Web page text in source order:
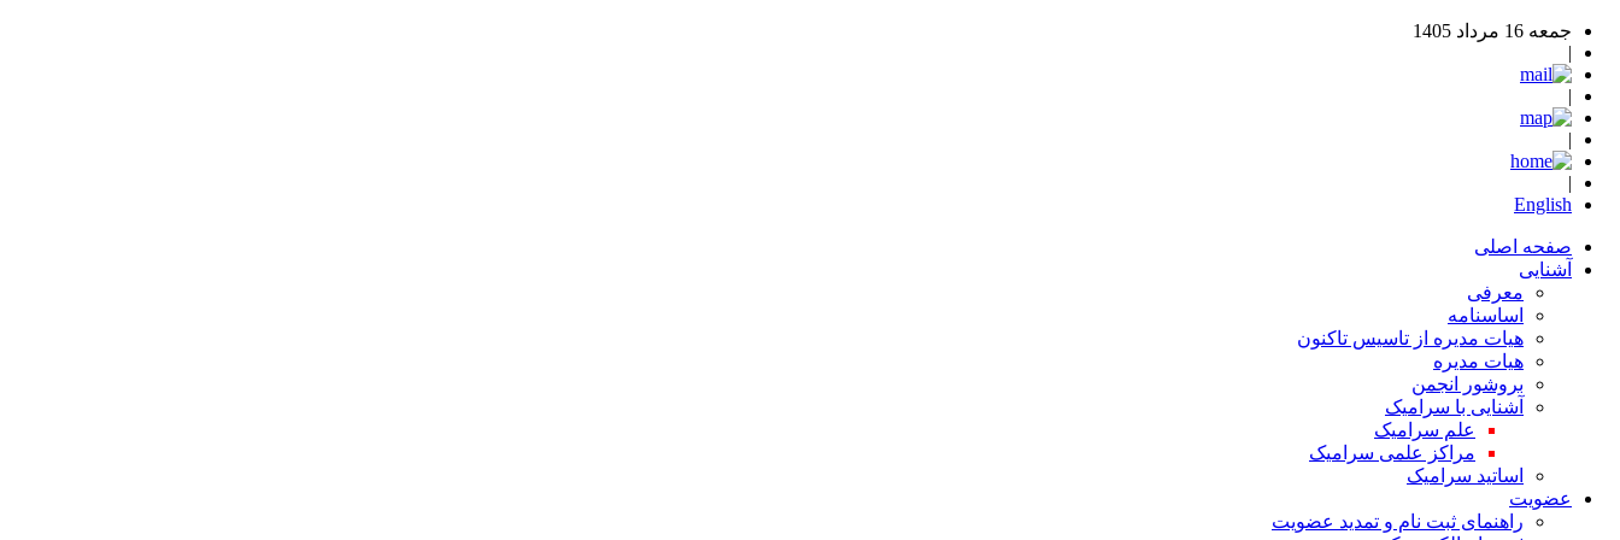
جمعه 16 مرداد 1405
|
|
|
|
English
صفحه اصلی
آشنایی
معرفی
اساسنامه
هیات مدیره از تاسیس تاکنون
هیات مدیره
بروشور انجمن
آشنایی با سرامیک
علم سرامیک
مراکز علمی سرامیک
اساتید سرامیک
عضویت
راهنمای ثبت نام و تمدید عضویت